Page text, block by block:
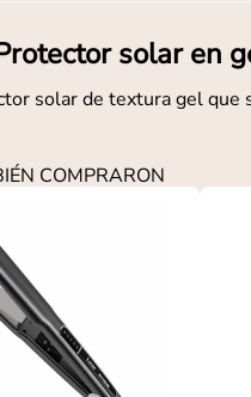
solar en
solar de textura gel que
COMPRARON